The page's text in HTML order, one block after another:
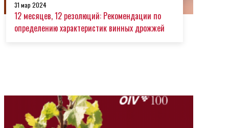
31 мар 2024
12 месяцев, 12 резолюций: Рекомендации по
определению характеристик винных дрожжей